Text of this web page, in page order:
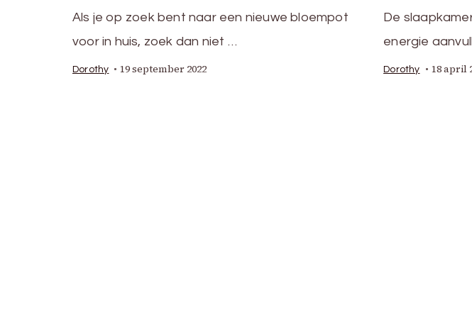
Als je op zoek bent naar een nieuwe bloempot
voor in huis, zoek dan niet …
Dorothy 19 september 2022
De
energie
Dorothy 18 april